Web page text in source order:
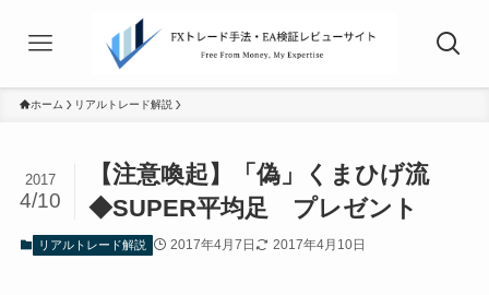
ホーム リアルトレード解説
【注意喚起】「偽」くまひげ流
◆SUPER平均足 プレゼント
2017
4/10
リアルトレード解説 2017年4月7日 2017年4月10日